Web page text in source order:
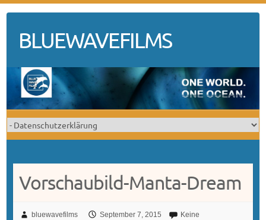
contentBLUEWAVEFILMS
Vorschaubild-Manta-Dream
bluewavefilms September 7, 2015
Keine